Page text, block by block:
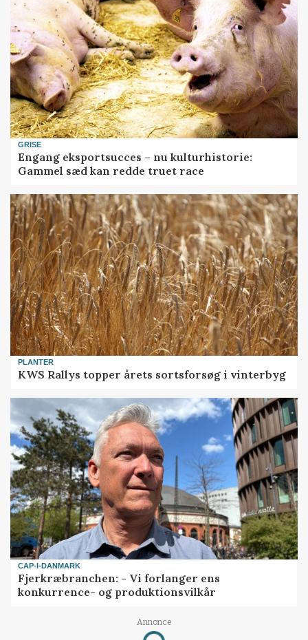
GRISE
Engang eksportsucces – nu kulturhistorie:
Gammel sæd kan redde truet race
PLANTER
KWS Rallys topper årets sortsforsøg i vinterbyg
CAP-I-DANMARK
Fjerkræbranchen: - Vi forlanger ens
konkurrence- og produktionsvilkår
Annonce